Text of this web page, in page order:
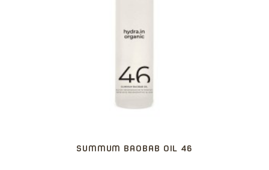
SUMMUM BAOBAB OIL 46